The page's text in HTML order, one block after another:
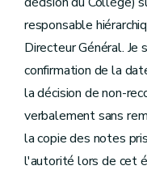
responsable
Directeur Général.
confirmation de la
la décision de non-
verbalement sans
la copie des notes
l'autorité lors de cet